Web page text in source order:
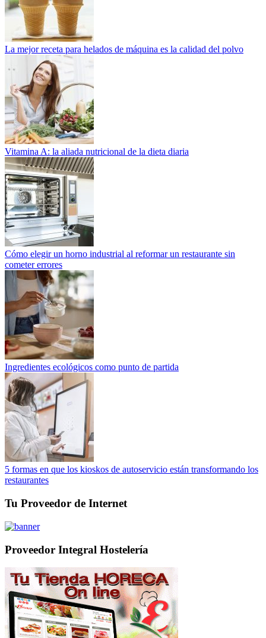
La mejor receta para helados de máquina es la calidad del polvo
Vitamina A: la aliada nutricional de la dieta diaria
Cómo elegir un horno industrial al reformar un restaurante sin
cometer errores
Ingredientes ecológicos como punto de partida
5 formas en que los kioskos de autoservicio están transformando los
restaurantes
Tu Proveedor de Internet
Proveedor Integral Hostelería